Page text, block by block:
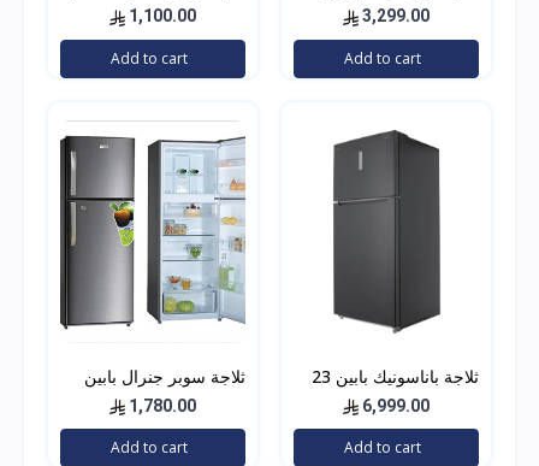
علوي وباب مزدوج من
هاير، 504 لتر، رقم
الموديل HRF-650SS
3,299.00
Add to cart
HSA402-06
1,100.00
Add to cart
ثلاجة باناسونيك بابين 23
قدم استيل غامق (رمادي)
بلوحة تحكم خارجية 651
6,999.00
Add to cart
ثلاجة سوبر جنرال بابين
1,780.00
Add to cart